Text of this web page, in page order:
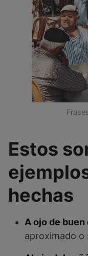
Estos
hechas
A ojo de
aproximado o